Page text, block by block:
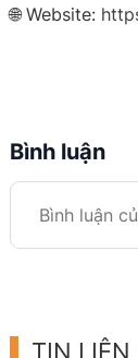
🌐 Website:
Bình luận
TIN LIÊN